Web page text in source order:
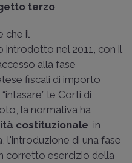
terzo
che il
nel 2011, con il
alla fase
fiscali di importo
le Corti di
la normativa ha
costituzionale , in
l'introduzione di una fase
corretto esercizio della